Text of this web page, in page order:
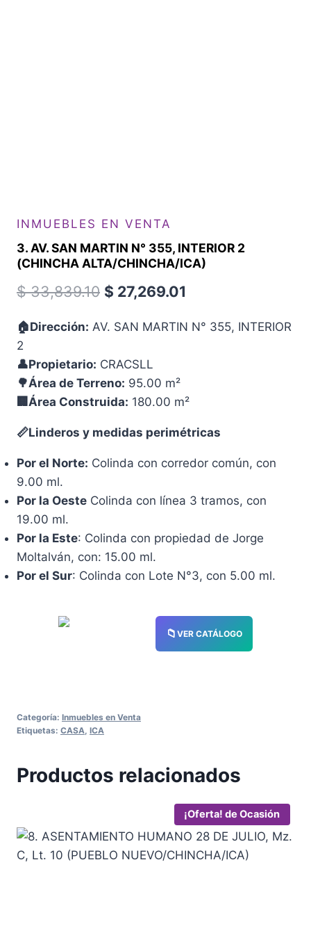
INMUEBLES EN VENTA
3. AV. SAN MARTIN N° 355, INTERIOR 2
(CHINCHA ALTA/CHINCHA/ICA)
$33,839.10 El
original
era:
$ 33,839.10.
$ 27,269.01
actual
🏠Dirección: AV. SAN MARTIN N° 355, INTERIOR
2
👤Propietario: CRACSLL
🌳Área de Terreno: 95.00 m²
🏢 Área Construida: 180.00 m²
📏Linderos y medidas perimétricas
Por el Norte: Colinda con corredor común, con
9.00 ml.
Por la Oeste Colinda con línea 3 tramos, con
19.00 ml.
Por la Este: Colinda con propiedad de Jorge
Moltalván, con: 15.00 ml.
Por el Sur: Colinda con Lote N°3, con 5.00 ml.
📁 VER CATÁLOGO
AV.
SAN
N°
2
(CHINCHA
ALTA/CHINCHA/ICA)
Categoría: Inmuebles en Venta
Etiquetas: CASA ICA
Productos relacionados
¡Oferta!